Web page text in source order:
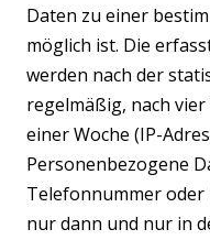
Daten zu einer
möglich ist. Die
werden nach der
regelmäßig, nach vier
einer Woche (IP-
Personenbezogene
Telefonnummer oder
nur dann und nur in